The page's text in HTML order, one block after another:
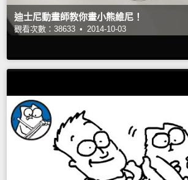
迪士尼動畫師教你畫小熊維尼！
觀看次數：38633 • 2014-10-03